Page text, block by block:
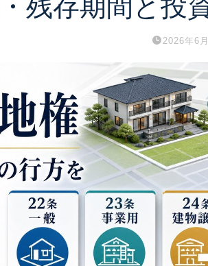
残存期間と投
2026年6